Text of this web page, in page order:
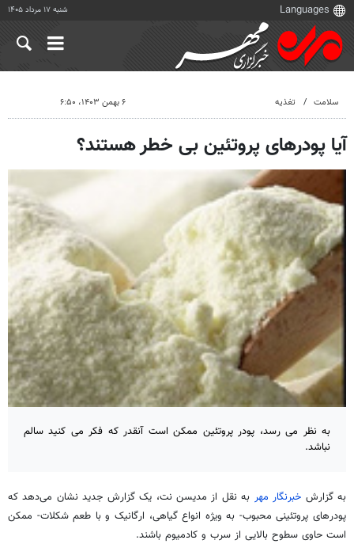
شنبه ۱۷ مرداد ۱۴۰۵
سلامت تغذیه ۶ بهمن ۱۴۰۳، ۶:۵۰
آیا پودرهای پروتئین بی خطر هستند؟
به نظر می رسد، پودر پروتئین ممکن است آنقدر که فکر می کنید سالم
نباشد.
به گزارش خبرنگار مهر به نقل از مدیسن نت، یک گزارش جدید نشان می‌دهد که
پودرهای پروتئینی محبوب- به ویژه انواع گیاهی، ارگانیک و با طعم شکلات- ممکن
است حاوی سطوح بالایی از سرب و کادمیوم باشند.